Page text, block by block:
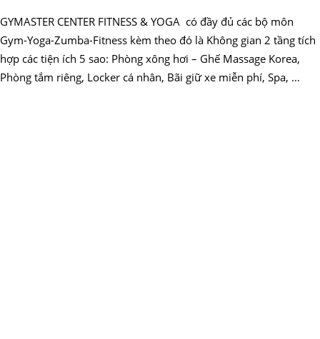
GYMASTER CENTER FITNESS & YOGA có đầy đủ các bộ môn
Gym-Yoga-Zumba-Fitness kèm theo đó là Không gian 2 tầng tích
hợp các tiện ích 5 sao: Phòng xông hơi – Ghế Massage Korea,
Phòng tắm riêng, Locker cá nhân, Bãi giữ xe miễn phí, Spa, …